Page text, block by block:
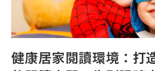
健康居家閱讀環境：打